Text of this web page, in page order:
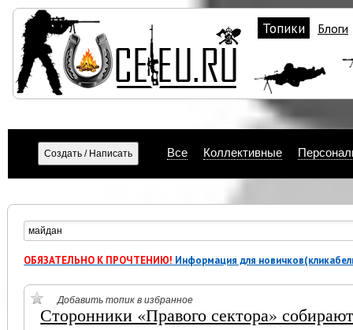
Топики Блоги
Все Коллективные
ОБЯЗАТЕЛЬНО К ПРОЧТЕНИЮ! Информация для
Добавить топик в избранное
Сторонники «Правого сектора»